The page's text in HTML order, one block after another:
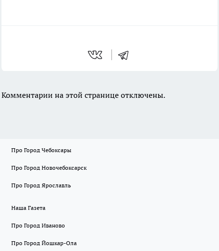
Комментарии на этой странице отключены.
Про Город Чебоксары
Про Город Новочебоксарск
Про Город Ярославль
Наша Газета
Про Город Иваново
Про Город Йошкар-Ола